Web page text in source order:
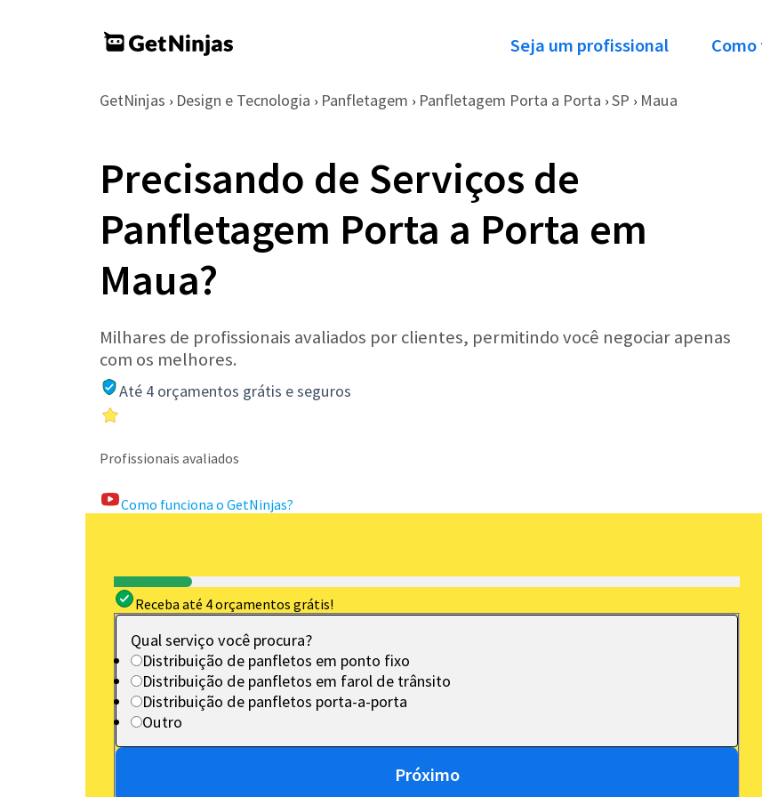
Seja um profissional
GetNinjas › Design e Tecnologia › Panfletagem › Panfletagem Porta a Porta › SP › Maua
Precisando de Serviços de
Panfletagem Porta a Porta em
Maua?
Milhares de profissionais avaliados por clientes, permitindo você negociar apenas
com os melhores.
Até 4 orçamentos grátis e seguros
Profissionais avaliados
Como funciona o GetNinjas?
Receba até 4 orçamentos grátis!
Qual serviço você procura?
Distribuição de panfletos em ponto fixo
Distribuição de panfletos em farol de trânsito
Distribuição de panfletos porta-a-porta
Outro
Próximo